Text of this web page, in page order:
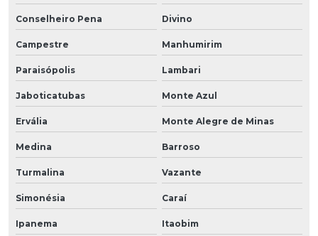
Conselheiro Pena Divino
Campestre Manhumirim
Paraisópolis Lambari
Jaboticatubas Monte Azul
Ervália Monte Alegre de Minas
Medina Barroso
Turmalina Vazante
Simonésia Caraí
Ipanema Itaobim